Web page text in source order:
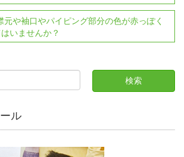
元や袖口やパイピング部分の色が赤っぽく
いませんか？
ル